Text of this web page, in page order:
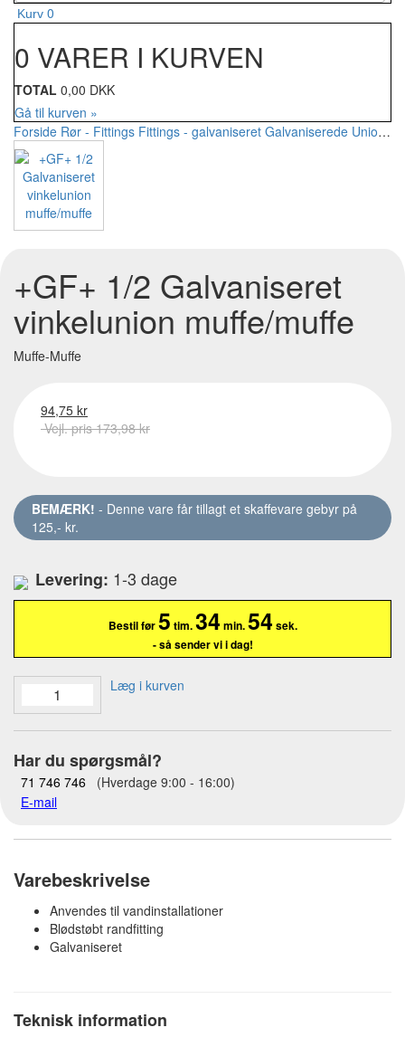
Kurv 0
0 VARER I KURVEN
TOTAL 0,00 DKK
Gå til kurven »
Forside Rør - Fittings Fittings - galvaniseret Galvaniserede Unioner
+GF+ 1/2 Galvaniseret
vinkelunion muffe/muffe
Muffe-Muffe
94,75 kr
Vejl. pris 173,98 kr
BEMÆRK! - Denne vare får tillagt et skaffevare gebyr på
125,- kr.
Levering: 1-3 dage
Bestil før5 tim.34 min.53 sek.
- så sender vi i dag!
Læg i kurven
Har du spørgsmål?
71 746 746 (Hverdage 9:00 - 16:00)
E-mail
Varebeskrivelse
Anvendes til vandinstallationer
Blødstøbt randfitting
Galvaniseret
Teknisk information